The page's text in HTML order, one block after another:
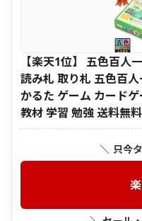
【楽天1位】 五色百人
読み札 取り札 五色百
かるた ゲーム カード
教材 学習 勉強 送料無料
＼ 只今